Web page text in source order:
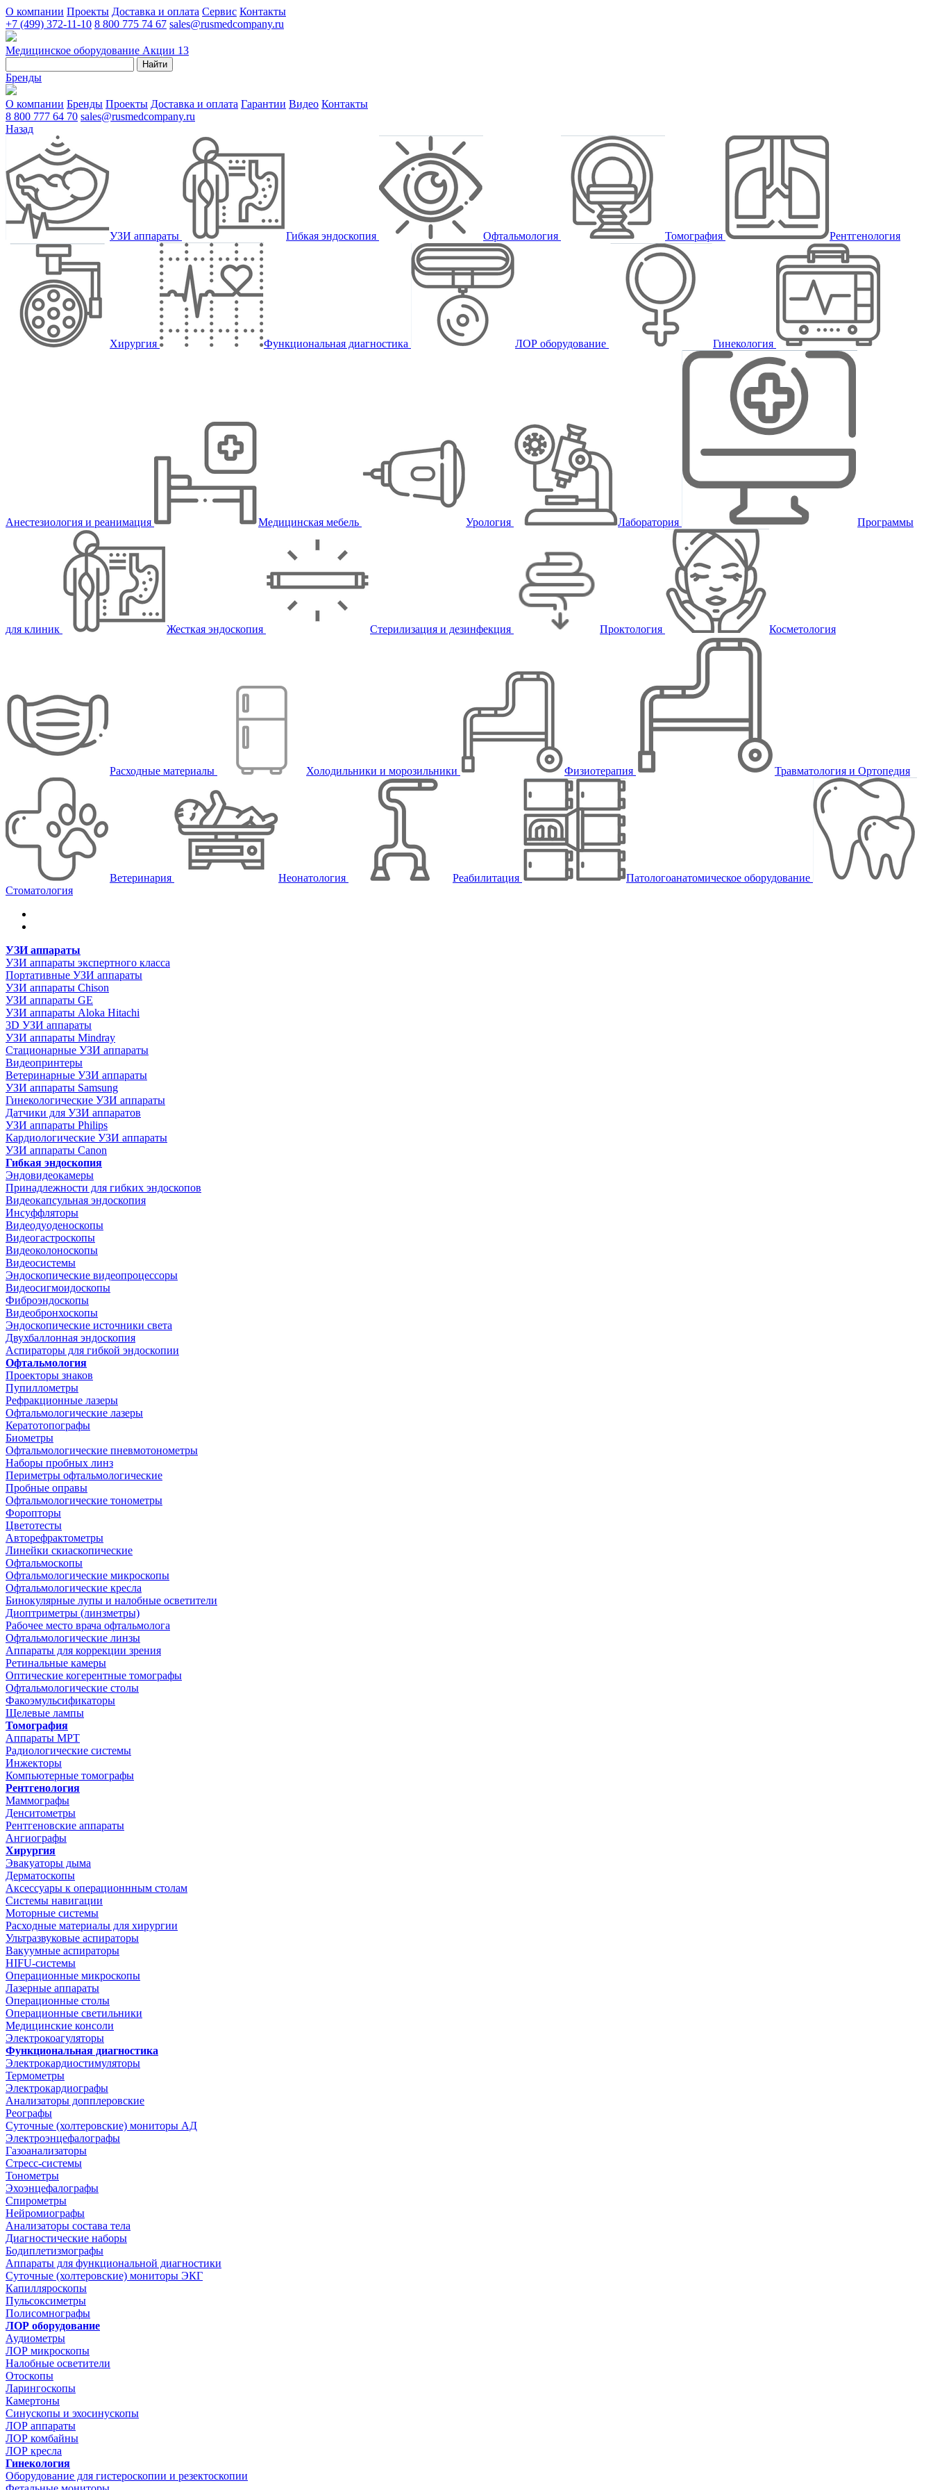
О компании Проекты Доставка и оплата Сервис Контакты
+7 (499) 372-11-10 8 800 775 74 67 sales@rusmedcompany.ru
Медицинское оборудование Акции 13
Найти
Бренды
О компании Бренды Проекты Доставка и оплата Гарантии Видео Контакты
8 800 777 64 70 sales@rusmedcompany.ru
Назад
УЗИ аппараты Гибкая эндоскопия Офтальмология Томография Рентгенология
Хирургия Функциональная диагностика ЛОР оборудование Гинекология
Анестезиология и реанимация Медицинская мебель Урология Лаборатория Программы
для клиник Жесткая эндоскопия Стерилизация и дезинфекция Проктология Косметология
Расходные материалы Холодильники и морозильники Физиотерапия Травматология и Ортопедия
Ветеринария Неонатология Реабилитация
Патологоанатомическое оборудование
Стоматология
УЗИ аппараты
УЗИ аппараты экспертного класса
Портативные УЗИ аппараты
УЗИ аппараты Chison
УЗИ аппараты GE
УЗИ аппараты Aloka Hitachi
3D УЗИ аппараты
УЗИ аппараты Mindray
Стационарные УЗИ аппараты
Видеопринтеры
Ветеринарные УЗИ аппараты
УЗИ аппараты Samsung
Гинекологические УЗИ аппараты
Датчики для УЗИ аппаратов
УЗИ аппараты Philips
Кардиологические УЗИ аппараты
УЗИ аппараты Canon
Гибкая эндоскопия
Эндовидеокамеры
Принадлежности для гибких эндоскопов
Видеокапсульная эндоскопия
Инсуффляторы
Видеодуоденоскопы
Видеогастроскопы
Видеоколоноскопы
Видеосистемы
Эндоскопические видеопроцессоры
Видеосигмоидоскопы
Фиброэндоскопы
Видеобронхоскопы
Эндоскопические источники света
Двухбаллонная эндоскопия
Аспираторы для гибкой эндоскопии
Офтальмология
Проекторы знаков
Пупиллометры
Рефракционные лазеры
Офтальмологические лазеры
Кератотопографы
Биометры
Офтальмологические пневмотонометры
Наборы пробных линз
Периметры офтальмологические
Пробные оправы
Офтальмологические тонометры
Форопторы
Цветотесты
Авторефрактометры
Линейки скиаскопические
Офтальмоскопы
Офтальмологические микроскопы
Офтальмологические кресла
Бинокулярные лупы и налобные осветители
Диоптриметры (линзметры)
Рабочее место врача офтальмолога
Офтальмологические линзы
Аппараты для коррекции зрения
Ретинальные камеры
Оптические когерентные томографы
Офтальмологические столы
Факоэмульсификаторы
Щелевые лампы
Томография
Аппараты МРТ
Радиологические системы
Инжекторы
Компьютерные томографы
Рентгенология
Маммографы
Денситометры
Рентгеновские аппараты
Ангиографы
Хирургия
Эвакуаторы дыма
Дерматоскопы
Аксессуары к операционнным столам
Системы навигации
Моторные системы
Расходные материалы для хирургии
Ультразвуковые аспираторы
Вакуумные аспираторы
HIFU-системы
Операционные микроскопы
Лазерные аппараты
Операционные столы
Операционные светильники
Медицинские консоли
Электрокоагуляторы
Функциональная диагностика
Электрокардиостимуляторы
Термометры
Электрокардиографы
Анализаторы допплеровские
Реографы
Суточные (холтеровские) мониторы АД
Электроэнцефалографы
Газоанализаторы
Стресс-системы
Тонометры
Эхоэнцефалографы
Спирометры
Нейромиографы
Анализаторы состава тела
Диагностические наборы
Бодиплетизмографы
Аппараты для функциональной диагностики
Суточные (холтеровские) мониторы ЭКГ
Капилляроскопы
Пульсоксиметры
Полисомнографы
ЛОР оборудование
Аудиометры
ЛОР микроскопы
Налобные осветители
Отоскопы
Ларингоскопы
Камертоны
Синускопы и эхосинускопы
ЛОР аппараты
ЛОР комбайны
ЛОР кресла
Гинекология
Оборудование для гистероскопии и резектоскопии